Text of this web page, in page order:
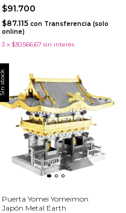
$91.700
$87.115 con Transferencia (solo
online)
3 x $30.566,67 sin interés
Sin stock
Puerta Yomei Yomeimon
Japón Metal Earth